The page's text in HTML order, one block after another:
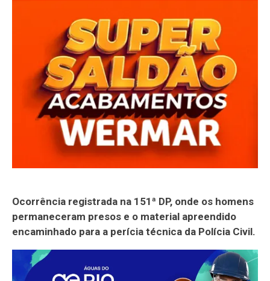
Ocorrência registrada na 151ª DP, onde os homens
permaneceram presos e o material apreendido
encaminhado para a perícia técnica da Polícia Civil.